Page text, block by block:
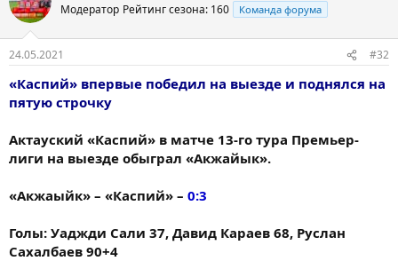
Модератор Рейтинг сезона: 160 Команда форума
24.05.2021 #32
«Каспий» впервые победил на выезде и поднялся на
пятую строчку
Актауский «Каспий» в матче 13-го тура Премьер-
лиги на выезде обыграл «Акжайык».
«Акжаыйк» – «Каспий» – 0:3
Голы: Уаджди Сали 37, Давид Караев 68, Руслан
Сахалбаев 90+4